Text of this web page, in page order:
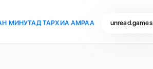
МИНУТАД ТАРХИА АМРАА unread.games